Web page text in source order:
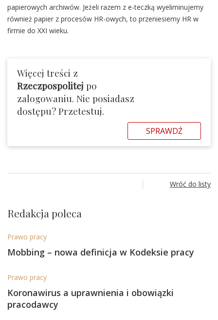
papierowych archiwów. Jeżeli razem z e-teczką wyeliminujemy
również papier z procesów HR-owych, to przeniesiemy HR w
firmie do XXI wieku.
Więcej treści z
Rzeczpospolitej po
zalogowaniu. Nie posiadasz
dostępu? Przetestuj.
SPRAWDŹ
Wróć do listy
Redakcja poleca
Prawo pracy
Mobbing – nowa definicja w Kodeksie pracy
Prawo pracy
Koronawirus a uprawnienia i obowiązki
pracodawcy